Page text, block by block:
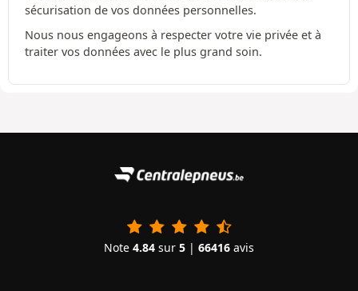
sécurisation de vos données personnelles.
Nous nous engageons à respecter votre vie privée et à
traiter vos données avec le plus grand soin.
Note 4.84 sur 5 | 66416 avis